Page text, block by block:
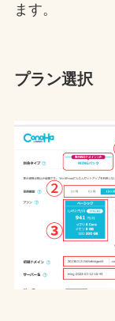
ます。
プラン選択